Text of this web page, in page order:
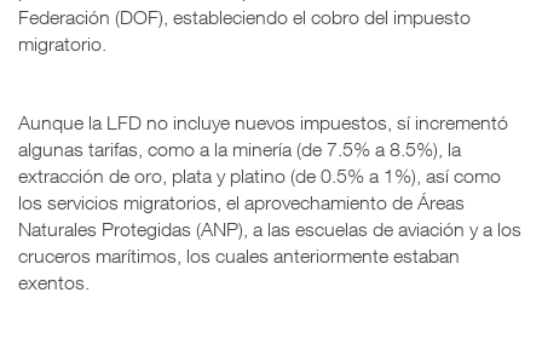
Federación (DOF), estableciendo el cobro del impuesto
migratorio.
Aunque la LFD no incluye nuevos impuestos, sí incrementó
algunas tarifas, como a la minería (de 7.5% a 8.5%), la
extracción de oro, plata y platino (de 0.5% a 1%), así como
los servicios migratorios, el aprovechamiento de Áreas
Naturales Protegidas (ANP), a las escuelas de aviación y a los
cruceros marítimos, los cuales anteriormente estaban
exentos.